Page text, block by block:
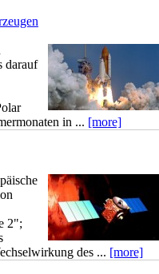
darauf
in ... [more]
2";
des ... [more]